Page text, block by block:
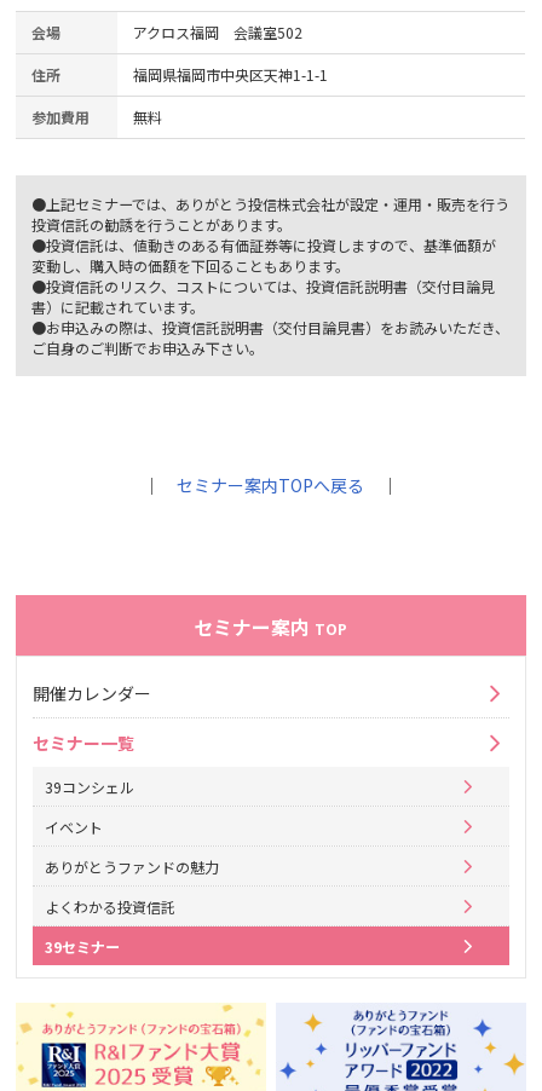
会場 アクロス福岡 会議室502
住所 福岡県福岡市中央区天神1-1-1
参加費用 無料
●上記セミナーでは、ありがとう投信株式会社が設定・運用・販売を行う
投資信託の勧誘を行うことがあります。
●投資信託は、値動きのある有価証券等に投資しますので、基準価額が
変動し、購入時の価額を下回ることもあります。
●投資信託のリスク、コストについては、投資信託説明書（交付目論見
書）に記載されています。
●お申込みの際は、投資信託説明書（交付目論見書）をお読みいただき、
ご自身のご判断でお申込み下さい。
｜セミナー案内TOPへ戻る ｜
セミナー案内 TOP
開催カレンダー
セミナー一覧
39コンシェル
イベント
ありがとうファンドの魅力
よくわかる投資信託
39セミナー